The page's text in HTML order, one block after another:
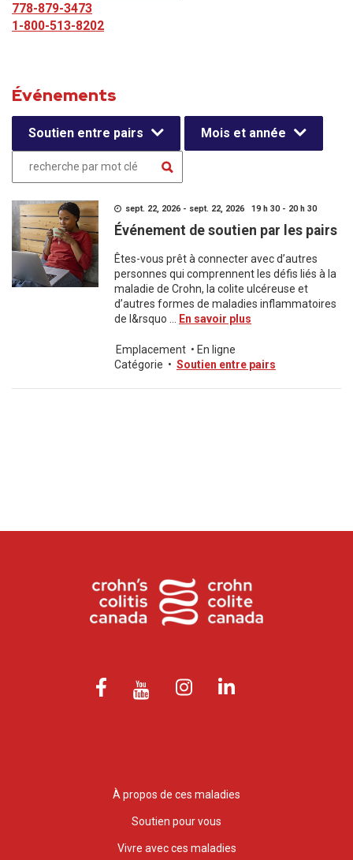
778-879-3473
1-800-513-8202
Événements
Soutien entre pairs Mois et année
sept. 22, 2026 - sept. 22, 2026 19 h 30 - 20 h 30
Événement de soutien par les pairs
Êtes-vous prêt à connecter avec d’autres
personnes qui comprennent les défis liés à la
maladie de Crohn, la colite ulcéreuse et
d’autres formes de maladies inflammatoires
de l&rsquo ...
En savoir plus
Emplacement • En ligne
Catégorie • Soutien entre pairs
À propos de ces maladies
Soutien pour vous
Vivre avec ces maladies